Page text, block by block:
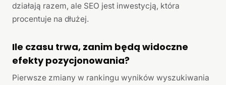
działają razem, ale SEO jest inwestycją, która
procentuje na dłużej.
Ile czasu trwa, zanim będą widoczne
efekty pozycjonowania?
Pierwsze zmiany w rankingu wyników wyszukiwania